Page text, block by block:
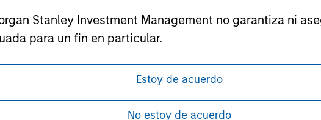
Stanley Investment Management no garantiza ni
para un fin en particular.
Management Limited impone obligaciones a los
el blanqueo de capitales, incluidos procedimientos
de seguridad pertinentes.
Estoy de acuerdo
No estoy de acuerdo
las Condiciones de uso antes de proceder, ya que explican ciertas
aplicables a la difusión de la información relativa a los productos